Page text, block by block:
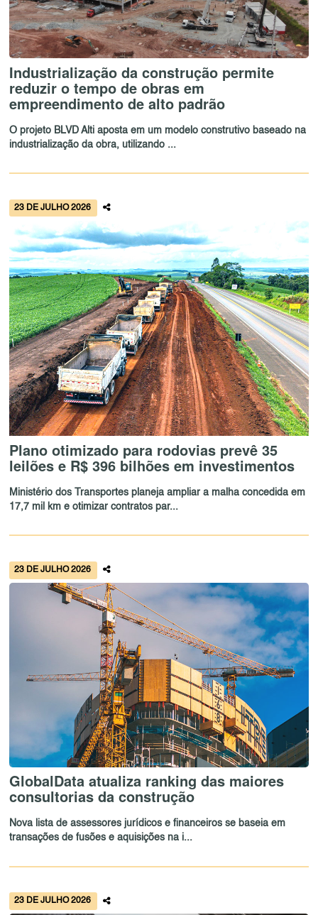
Industrialização da construção permite
reduzir o tempo de obras em
empreendimento de alto padrão
O projeto BLVD Alti aposta em um modelo construtivo baseado na
industrialização da obra, utilizando ...
23 DE JULHO 2026
Plano otimizado para rodovias prevê 35
leilões e R$ 396 bilhões em investimentos
Ministério dos Transportes planeja ampliar a malha concedida em
17,7 mil km e otimizar contratos par...
23 DE JULHO 2026
GlobalData atualiza ranking das maiores
consultorias da construção
Nova lista de assessores jurídicos e financeiros se baseia em
transações de fusões e aquisições na i...
23 DE JULHO 2026